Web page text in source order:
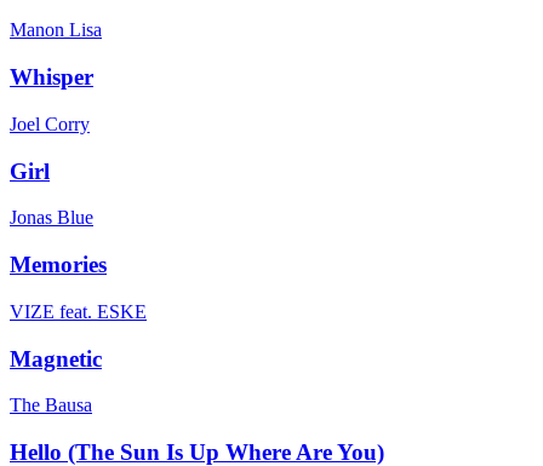
Manon Lisa
Whisper
Joel Corry
Girl
Jonas Blue
Memories
VIZE feat. ESKE
Magnetic
The Bausa
Hello (The Sun Is Up Where Are You)